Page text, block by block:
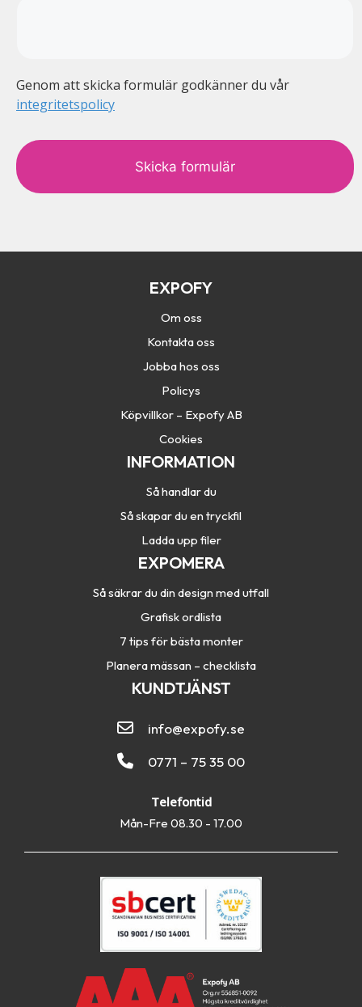
Genom att skicka formulär godkänner du vår
integritetspolicy
a
p
t
EXPOFY
Om oss
Kontakta oss
Jobba hos oss
Policys
Köpvillkor – Expofy AB
Cookies
INFORMATION
Så handlar du
Så skapar du en tryckfil
Ladda upp filer
EXPOMERA
Så säkrar du din design med utfall
Grafisk ordlista
7 tips för bästa monter
Planera mässan – checklista
KUNDTJÄNST
info@expofy.se
0771 – 75 35 00
Telefontid
Mån-Fre 08.30 - 17.00